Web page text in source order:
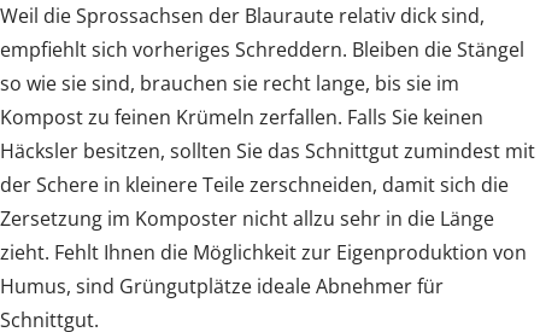
Weil die Sprossachsen der Blauraute relativ dick sind,
empfiehlt sich vorheriges Schreddern. Bleiben die Stängel
so wie sie sind, brauchen sie recht lange, bis sie im
Kompost zu feinen Krümeln zerfallen. Falls Sie keinen
Häcksler besitzen, sollten Sie das Schnittgut zumindest mit
der Schere in kleinere Teile zerschneiden, damit sich die
Zersetzung im Komposter nicht allzu sehr in die Länge
zieht. Fehlt Ihnen die Möglichkeit zur Eigenproduktion von
Humus, sind Grüngutplätze ideale Abnehmer für
Schnittgut.